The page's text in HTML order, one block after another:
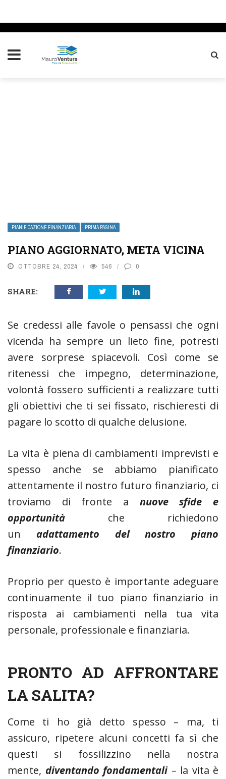
PIANIFICAZIONE FINANZIARIA PRIMA PAGINA
PIANO AGGIORNATO, META VICINA
OTTOBRE 24, 2024 546 0
SHARE:
Se credessi alle favole o pensassi che ogni
vicenda ha sempre un lieto fine, potresti
avere sorprese spiacevoli. Così come se
ritenessi che impegno, determinazione,
volontà fossero sufficienti a realizzare tutti
gli obiettivi che ti sei fissato, rischieresti di
pagare lo scotto di qualche delusione.
La vita è piena di cambiamenti imprevisti e
spesso anche se abbiamo pianificato
attentamente il nostro futuro finanziario, ci
troviamo di fronte a nuove sfide e
opportunità che richiedono
un adattamento del nostro piano
finanziario.
Proprio per questo è importante adeguare
continuamente il tuo piano finanziario in
risposta ai cambiamenti nella tua vita
personale, professionale e finanziaria.
PRONTO AD AFFRONTARE
LA SALITA?
Come ti ho già detto spesso – ma, ti
assicuro, ripetere alcuni concetti fa sì che
questi si fossilizzino nella nostra
mente, diventando fondamentali– la vita è